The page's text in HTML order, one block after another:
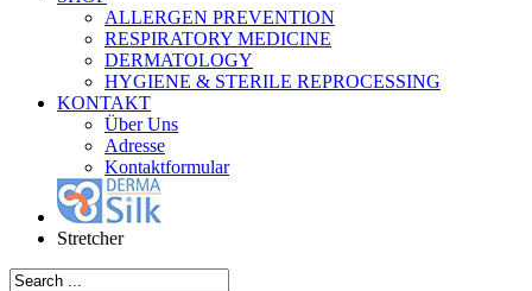
ALLERGEN PREVENTION
RESPIRATORY MEDICINE
DERMATOLOGY
HYGIENE & STERILE REPROCESSING
KONTAKT
Über Uns
Adresse
Kontaktformular
Stretcher